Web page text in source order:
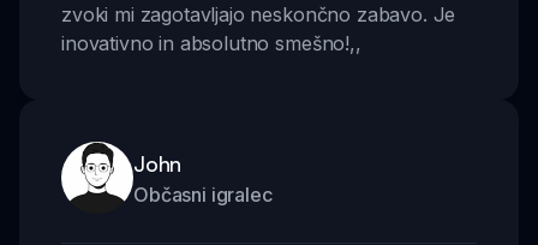
zvoki mi zagotavljajo neskončno zabavo. Je
inovativno in absolutno smešno!,,
John
Občasni igralec